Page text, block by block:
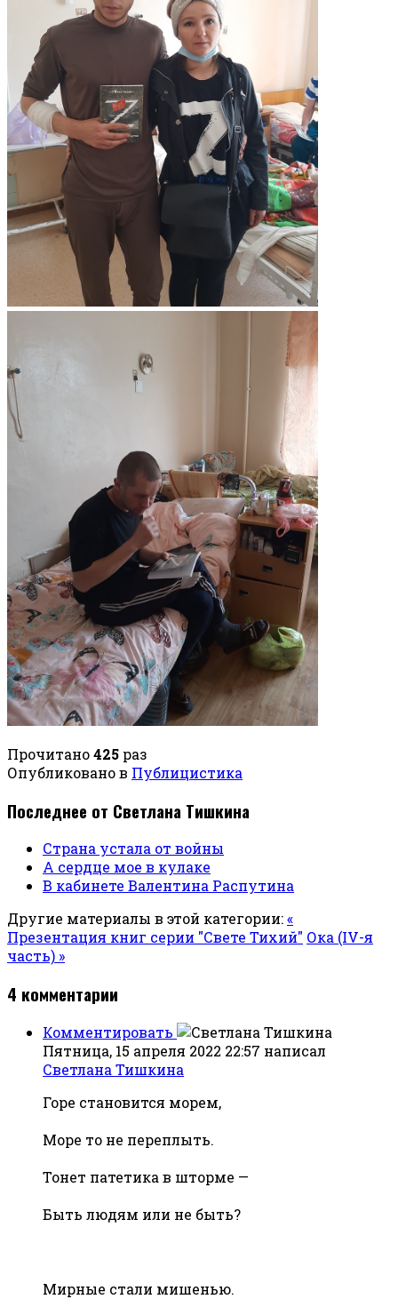
Прочитано425 раз
Опубликовано в Публицистика
Последнее от Светлана Тишкина
Страна устала от войны
А сердце мое в кулаке
В кабинете Валентина Распутина
Другие материалы в этой категории:«
Презентация книг серии "Свете Тихий" Ока (IV-я
часть) »
4 комментарии
Комментировать
Пятница, 15 апреля 2022 22:57 написал
Светлана Тишкина
Горе становится морем,
Море то не переплыть.
Тонет патетика в шторме —
Быть людям или не быть?
Мирные стали мишенью.